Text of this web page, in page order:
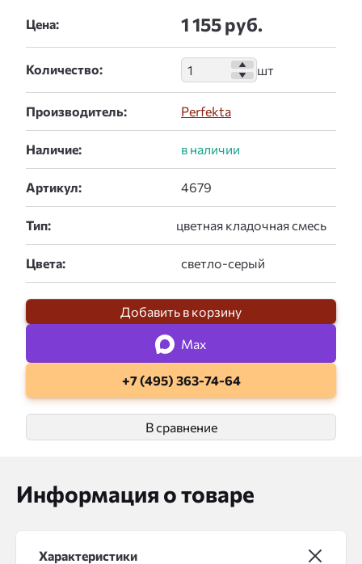
Цена: 1 155 руб.
Количество:
Производитель: Perfekta
Наличие:
Артикул:
Тип:
Цвета:
Добавить в корзину
Max
+7 (495) 363-74-64
В сравнение
Информация о товаре
Характеристики